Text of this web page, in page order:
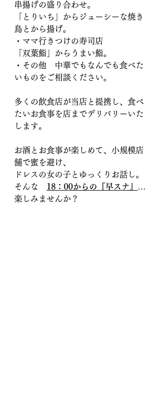
串揚げの盛り合わせ。
「とりいち」からジューシーな焼き
鳥とから揚げ。
・ママ行きつけの寿司店
「双葉鮨」からうまい鮨。
・その他　中華でもなんでも食べた
いものをご相談ください。
多くの飲食店が当店と提携し、食べ
たいお食事を店までデリバリーいた
します。
お酒とお食事が楽しめて、小規模店
舗で蜜を避け、
ドレスの女の子とゆっくりお話し。
そんな 18：00からの『早スナ』
楽しみませんか？